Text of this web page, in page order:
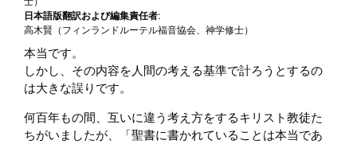
日本語版翻訳および編集責任者:
高木賢（フィンランドルーテル福音協会、神学修士）
本当です。
しかし、その内容を人間の考える基準で計ろうとするの
は大きな誤りです。
何百年もの間、互いに違う考え方をするキリスト教徒た
ちがいましたが、「聖書に書かれていることは本当であ